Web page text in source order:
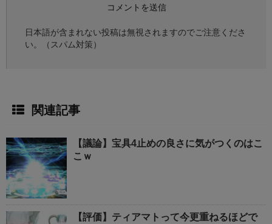
日本語が含まれない投稿は無視されますのでご注意くださ
い。（スパム対策）
関連記事
【議論】宝具4止めの良さに気がつくのはこ
こｗ
【評価】ティアマトって今更重ねるほどで